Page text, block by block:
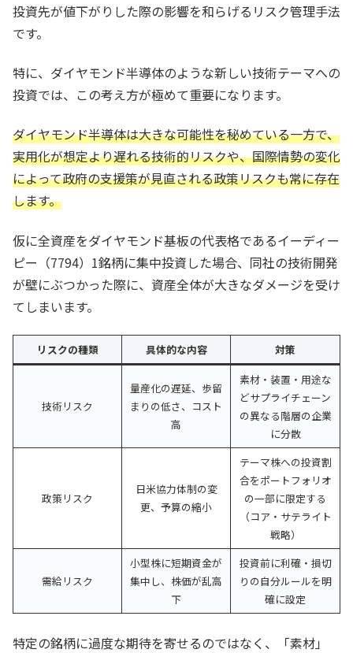
投資先が値下がりした際の影響を和らげるリスク管理手法
です。
特に、ダイヤモンド半導体のような新しい技術テーマへの
投資では、この考え方が極めて重要になります。
ダイヤモンド半導体は大きな可能性を秘めている一方で、
実用化が想定より遅れる技術的リスクや、国際情勢の変化
によって政府の支援策が見直される政策リスクも常に存在
します。
仮に全資産をダイヤモンド基板の代表格であるイーディー
ピー（7794）1銘柄に集中投資した場合、同社の技術開発
が壁にぶつかった際に、資産全体が大きなダメージを受け
てしまいます。
リスクの種類 具体的な内容 対策
技術リスク
量産化の遅延、歩留
まりの低さ、コスト
高
素材・装置・用途な
どサプライチェーン
の異なる階層の企業
に分散
政策リスク
日米協力体制の変
更、予算の縮小
テーマ株への投資割
合をポートフォリオ
の一部に限定する
（コア・サテライト
戦略）
需給リスク
小型株に短期資金が
集中し、株価が乱高
下
投資前に利確・損切
りの自分ルールを明
確に設定
特定の銘柄に過度な期待を寄せるのではなく、「素材」